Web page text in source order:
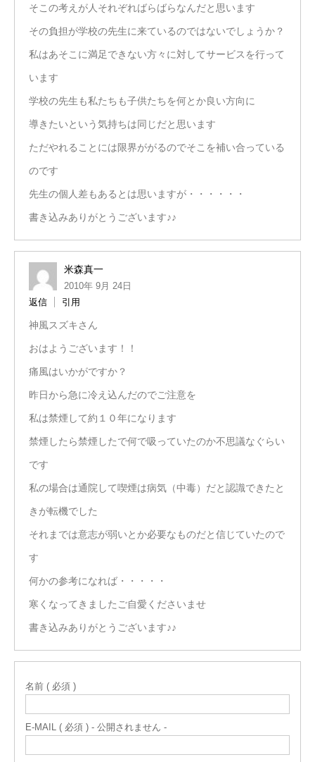
そこの考えが人それぞればらばらなんだと思います
その負担が学校の先生に来ているのではないでしょうか？
私はあそこに満足できない方々に対してサービスを行って
います
学校の先生も私たちも子供たちを何とか良い方向に
導きたいという気持ちは同じだと思います
ただやれることには限界ががるのでそこを補い合っている
のです
先生の個人差もあるとは思いますが・・・・・・
書き込みありがとうございます♪♪
米森真一
2010年 9月 24日
返信
引用
神風スズキさん
おはようございます！！
痛風はいかがですか？
昨日から急に冷え込んだのでご注意を
私は禁煙して約１０年になります
禁煙したら禁煙したで何で吸っていたのか不思議なぐらい
です
私の場合は通院して喫煙は病気（中毒）だと認識できたと
きが転機でした
それまでは意志が弱いとか必要なものだと信じていたので
す
何かの参考になれば・・・・・
寒くなってきましたご自愛くださいませ
書き込みありがとうございます♪♪
名前 ( 必須 )
E-MAIL ( 必須 ) - 公開されません -